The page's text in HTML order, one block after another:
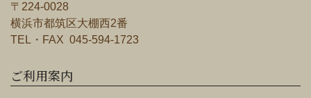
〒224-0028
横浜市都筑区大棚西2番
TEL・FAX 045-594-1723
ご利用案内